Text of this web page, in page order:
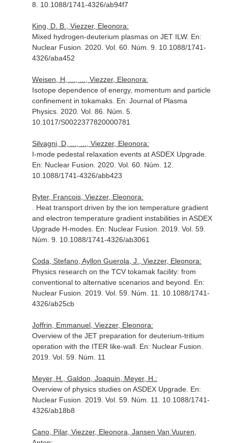
8. 10.1088/1741-4326/ab94f7
King, D. B., Viezzer, Eleonora:
Mixed hydrogen-deuterium plasmas on JET ILW. En:
Nuclear Fusion . 2020. Vol. 60. Núm. 9. 10.1088/1741-
4326/aba452
Weisen, H, ..., ..., Viezzer, Eleonora:
Isotope dependence of energy, momentum and particle
confinement in tokamaks. En: Journal of Plasma
Physics. 2020. Vol. 86. Núm. 5.
10.1017/S0022377820000781
Silvagni, D, ..., ..., Viezzer, Eleonora:
I-mode pedestal relaxation events at ASDEX Upgrade.
En: Nuclear Fusion . 2020. Vol. 60. Núm. 12.
10.1088/1741-4326/abb423
Ryter, Francois, Viezzer, Eleonora:
. Heat transport driven by the ion temperature gradient
and electron temperature gradient instabilities in ASDEX
Upgrade H-modes. En: Nuclear Fusion . 2019. Vol. 59.
Núm. 9. 10.1088/1741-4326/ab3061
Coda, Stefano, Ayllon Guerola, J., Viezzer, Eleonora:
Physics research on the TCV tokamak facility: from
conventional to alternative scenarios and beyond. En:
Nuclear Fusion . 2019. Vol. 59. Núm. 11. 10.1088/1741-
4326/ab25cb
Joffrin, Emmanuel, Viezzer, Eleonora:
Overview of the JET preparation for deuterium-tritium
operation with the ITER like-wall. En: Nuclear Fusion
2019. Vol. 59. Núm. 11
Meyer, H., Galdon, Joaquin, Meyer, H.:
Overview of physics studies on ASDEX Upgrade. En:
Nuclear Fusion . 2019. Vol. 59. Núm. 11. 10.1088/1741-
4326/ab18b8
Cano, Pilar, Viezzer, Eleonora, Jansen Van Vuuren,